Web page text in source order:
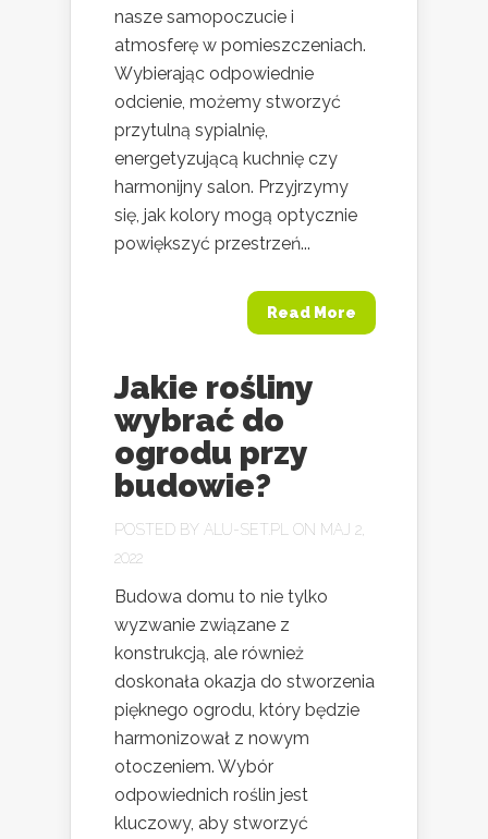
nasze samopoczucie i
atmosferę w pomieszczeniach.
Wybierając odpowiednie
odcienie, możemy stworzyć
przytulną sypialnię,
energetyzującą kuchnię czy
harmonijny salon. Przyjrzymy
się, jak kolory mogą optycznie
powiększyć przestrzeń...
Read More
Jakie rośliny
wybrać do
ogrodu przy
budowie?
POSTED BY ALU-SET.PL
ON MAJ 2,
2022
Budowa domu to nie tylko
wyzwanie związane z
konstrukcją, ale również
doskonała okazja do stworzenia
pięknego ogrodu, który będzie
harmonizował z nowym
otoczeniem. Wybór
odpowiednich roślin jest
kluczowy, aby stworzyć